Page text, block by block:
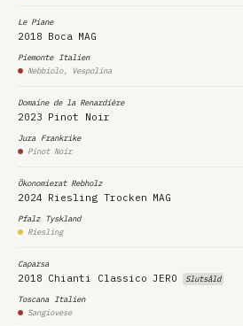
Le Piane
2018 Boca MAG
Piemonte Italien
Nebbiolo, Vespolina
Domaine de la Renardière
2023 Pinot Noir
Jura
Frankrike
Pinot Noir
Ökonomierat Rebholz
2024 Riesling Trocken MAG
Pfalz
Tyskland
Riesling
Caparsa
2018 Chianti Classico JERO Slutsåld
Toscana Italien
Sangiovese